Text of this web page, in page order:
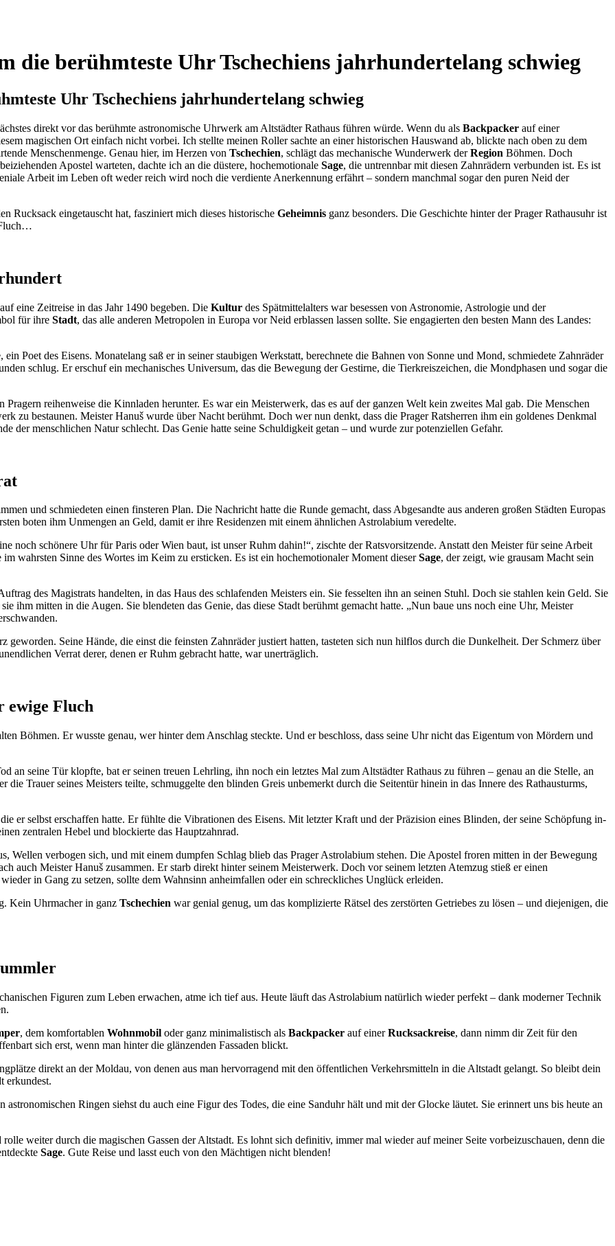
die berühmteste Uhr Tschechiens jahrhundertelang schwieg
Uhr Tschechiens jahrhundertelang schwieg
direkt vor das berühmte astronomische Uhrwerk am Altstädter Rathaus führen würde. Wenn du als Backpacker auf einer
magischen Ort einfach nicht vorbei. Ich stellte meinen Roller sachte an einer historischen Hauswand ab, blickte nach oben zu dem
Menschenmenge. Genau hier, im Herzen von Tschechien, schlägt das mechanische Wunderwerk derRegion Böhmen. Doch
Apostel warteten, dachte ich an die düstere, hochemotionale Sage, die untrennbar mit diesen Zahnrädern verbunden ist. Es ist
Arbeit im Leben oft weder reich wird noch die verdiente Anerkennung erfährt – sondern manchmal sogar den puren Neid der
Rucksack eingetauscht hat, fasziniert mich dieses historische Geheimnis ganz besonders. Die Geschichte hinter der Prager Rathausuhr ist
eine Zeitreise in das Jahr 1490 begeben. Die Kultur des Spätmittelalters war besessen von Astronomie, Astrologie und der
für ihre Stadt, das alle anderen Metropolen in Europa vor Neid erblassen lassen sollte. Sie engagierten den besten Mann des Landes:
Poet des Eisens. Monatelang saß er in seiner staubigen Werkstatt, berechnete die Bahnen von Sonne und Mond, schmiedete Zahnräder
schlug. Er erschuf ein mechanisches Universum, das die Bewegung der Gestirne, die Tierkreiszeichen, die Mondphasen und sogar die
reihenweise die Kinnladen herunter. Es war ein Meisterwerk, das es auf der ganzen Welt kein zweites Mal gab. Die Menschen
zu bestaunen. Meister Hanuš wurde über Nacht berühmt. Doch wer nun denkt, dass die Prager Ratsherren ihm ein goldenes Denkmal
der menschlichen Natur schlecht. Das Genie hatte seine Schuldigkeit getan – und wurde zur potenziellen Gefahr.
und schmiedeten einen finsteren Plan. Die Nachricht hatte die Runde gemacht, dass Abgesandte aus anderen großen Städten Europas
boten ihm Unmengen an Geld, damit er ihre Residenzen mit einem ähnlichen Astrolabium veredelte.
noch schönere Uhr für Paris oder Wien baut, ist unser Ruhm dahin!“, zischte der Ratsvorsitzende. Anstatt den Meister für seine Arbeit
wahrsten Sinne des Wortes im Keim zu ersticken. Es ist ein hochemotionaler Moment dieserSage, der zeigt, wie grausam Macht sein
des Magistrats handelten, in das Haus des schlafenden Meisters ein. Sie fesselten ihn an seinen Stuhl. Doch sie stahlen kein Geld. Sie
ihm mitten in die Augen. Sie blendeten das Genie, das diese Stadt berühmt gemacht hatte. „Nun baue uns noch eine Uhr, Meister
geworden. Seine Hände, die einst die feinsten Zahnräder justiert hatten, tasteten sich nun hilflos durch die Dunkelheit. Der Schmerz über
Verrat derer, denen er Ruhm gebracht hatte, war unerträglich.
ewige Fluch
Böhmen. Er wusste genau, wer hinter dem Anschlag steckte. Und er beschloss, dass seine Uhr nicht das Eigentum von Mördern und
an seine Tür klopfte, bat er seinen treuen Lehrling, ihn noch ein letztes Mal zum Altstädter Rathaus zu führen – genau an die Stelle, an
die Trauer seines Meisters teilte, schmuggelte den blinden Greis unbemerkt durch die Seitentür hinein in das Innere des Rathausturms,
er selbst erschaffen hatte. Er fühlte die Vibrationen des Eisens. Mit letzter Kraft und der Präzision eines Blinden, der seine Schöpfung in-
zentralen Hebel und blockierte das Hauptzahnrad.
Wellen verbogen sich, und mit einem dumpfen Schlag blieb das Prager Astrolabium stehen. Die Apostel froren mitten in der Bewegung
auch Meister Hanuš zusammen. Er starb direkt hinter seinem Meisterwerk. Doch vor seinem letzten Atemzug stieß er einen
in Gang zu setzen, sollte dem Wahnsinn anheimfallen oder ein schreckliches Unglück erleiden.
Kein Uhrmacher in ganz Tschechien war genial genug, um das komplizierte Rätsel des zerstörten Getriebes zu lösen – und diejenigen, die
Figuren zum Leben erwachen, atme ich tief aus. Heute läuft das Astrolabium natürlich wieder perfekt – dank moderner Technik
, dem komfortablen Wohnmobil oder ganz minimalistisch als Backpacker auf einerRucksackreise, dann nimm dir Zeit für den
sich erst, wenn man hinter die glänzenden Fassaden blickt.
direkt an der Moldau, von denen aus man hervorragend mit den öffentlichen Verkehrsmitteln in die Altstadt gelangt. So bleibt dein
erkundest.
astronomischen Ringen siehst du auch eine Figur des Todes, die eine Sanduhr hält und mit der Glocke läutet. Sie erinnert uns bis heute an
rolle weiter durch die magischen Gassen der Altstadt. Es lohnt sich definitiv, immer mal wieder auf meiner Seite vorbeizuschauen, denn die
Sage. Gute Reise und lasst euch von den Mächtigen nicht blenden!